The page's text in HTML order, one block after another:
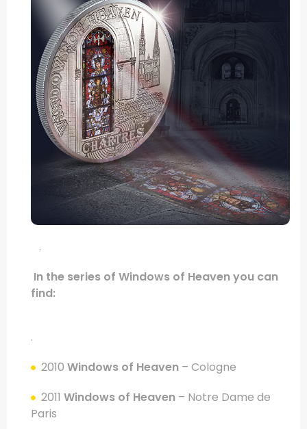
.
In the series of Windows of Heaven you can
find:
.
2010 Windows of Heaven – Cologne
2011 Windows of Heaven – Notre Dame de
Paris